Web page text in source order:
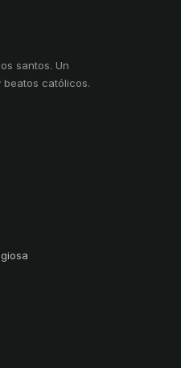
santos. Un
católicos.